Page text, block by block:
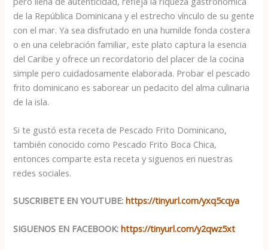
de la República Dominicana y el estrecho vínculo de su gente
con el mar. Ya sea disfrutado en una humilde fonda costera
o en una celebración familiar, este plato captura la esencia
del Caribe y ofrece un recordatorio del placer de la cocina
simple pero cuidadosamente elaborada. Probar el pescado
frito dominicano es saborear un pedacito del alma culinaria
de la isla.
Si te gustó esta receta de Pescado Frito Dominicano,
también conocido como Pescado Frito Boca Chica,
entonces comparte esta receta y siguenos en nuestras
redes sociales.
SUSCRIBETE EN YOUTUBE:https://tinyurl.com/yxq5cqya
SIGUENOS EN FACEBOOK:https://tinyurl.com/y2qwz5xt